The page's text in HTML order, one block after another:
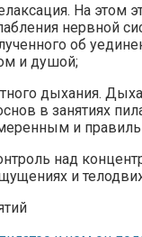
На этом
нервной
об
и душой;
дыхания.
в занятиях
и
над
и